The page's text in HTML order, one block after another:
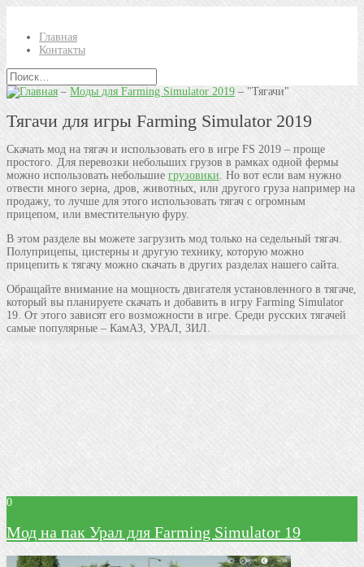
Главная
Контакты
–Моды для Farming Simulator 2019 – "Тягачи"
Тягачи для игры Farming Simulator 2019
Скачать мод на тягач и использовать его в игре FS 2019 – проще
простого. Для перевозки небольших грузов в рамках одной фермы
можно использовать небольшие грузовики. Но вот если вам нужно
отвести много зерна, дров, животных, или другого груза например на
продажу, то лучше для этого использовать тягач с огромным
прицепом, или вместительную фуру.
В этом разделе вы можете загрузить мод только на седельный тягач.
Полуприцепы, цистерны и другую технику, которую можно
прицепить к тягачу можно скачать в других разделах нашего сайта.
Обращайте внимание на мощность двигателя установленного в тягаче,
который вы планируете скачать и добавить в игру Farming Simulator
19. От этого зависят его возможности в игре. Среди русских тягачей
самые популярные – КамАЗ, УРАЛ, ЗИЛ.
0
Мод на пак Урал для Farming Simulator 19